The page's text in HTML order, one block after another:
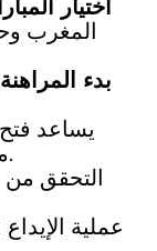
اختيار
المغرب
بدء
يساعد
معلومات حصرية وأخبار الفريق.
التحقق من
عملية